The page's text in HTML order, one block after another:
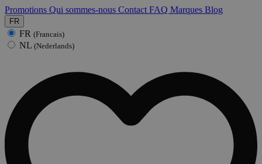
Promotions Qui sommes-nous Contact FAQ Marques Blog
FR
FR (Francais)
NL (Nederlands)